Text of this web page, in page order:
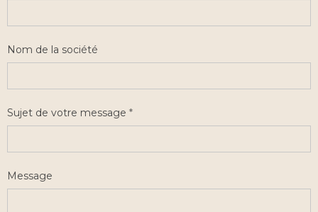
Nom de la société
Sujet de votre message
Message